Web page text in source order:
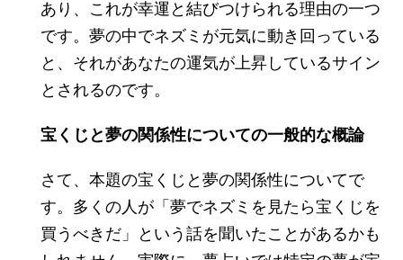
あり、これが幸運と結びつけられる理由の一つ
です。夢の中でネズミが元気に動き回っている
と、それがあなたの運気が上昇しているサイン
とされるのです。
宝くじと夢の関係性についての一般的な概論
さて、本題の宝くじと夢の関係性についてで
す。多くの人が「夢でネズミを見たら宝くじを
買うべきだ」という話を聞いたことがあるかも